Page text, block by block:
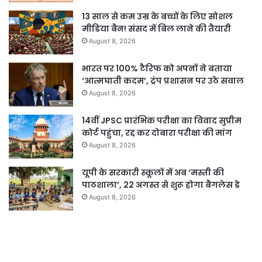
13 साल से कम उम्र के बच्चों के लिए सोशल
मीडिया बैन! संसद में बिल लाने की तैयारी
August 8, 2026
भारत पर 100% टैरिफ को अपनों ने बताया
‘आत्मघाती कदम’, ट्रंप प्रशासन पर उठे सवाल
August 8, 2026
14वीं JPSC प्रारंभिक परीक्षा का विवाद सुप्रीम
कोर्ट पहुंचा, रद्द कर दोबारा परीक्षा की मांग
August 8, 2026
यूपी के सरकारी स्कूलों में अब ‘मस्ती की
पाठशाला’, 22 अगस्त से शुरू होगा बैगलेस डे
August 8, 2026